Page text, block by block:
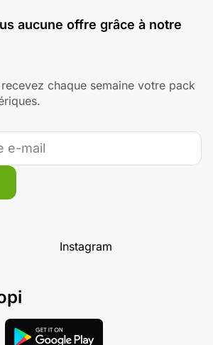
aucune offre grâce à notre
chaque semaine votre pack
Instagram